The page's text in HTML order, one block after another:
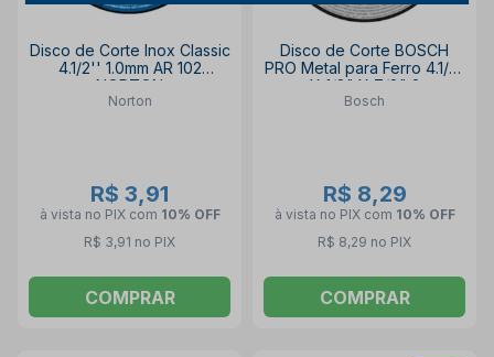
Disco de Corte Inox Classic
4.1/2'' 1.0mm AR 102
NORTON
Norton
R$ 3,91
à vista no PIX com 10% OFF
R$ 3,91 no PIX
COMPRAR
Disco de Corte BOSCH
PRO Metal para Ferro 4.1/2"
X 1/8" X 7/8" 2
2608600510
Bosch
R$ 8,29
à vista no PIX com 10% OFF
R$ 8,29 no PIX
COMPRAR